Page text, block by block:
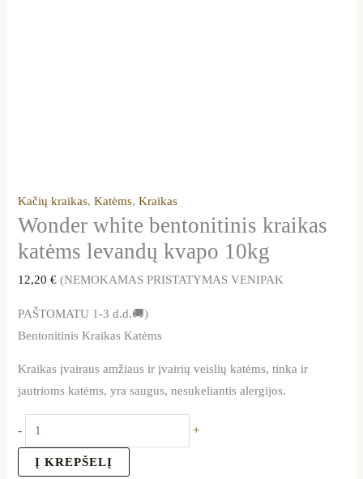
Kačių kraikas,Katėms,Kraikas
Wonder white bentonitinis kraikas
katėms levandų kvapo 10kg
12,20€ (NEMOKAMAS PRISTATYMAS VENIPAK
PAŠTOMATU 1-3 d.d.🚚)
Bentonitinis Kraikas Katėms
Kraikas įvairaus amžiaus ir įvairių veislių katėms, tinka ir
jautrioms katėms, yra saugus, nesukeliantis alergijos.
- +
Į KREPŠELĮ